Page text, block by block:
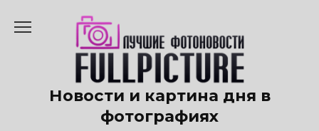
содержанию
Новости и картина дня в
фотографиях